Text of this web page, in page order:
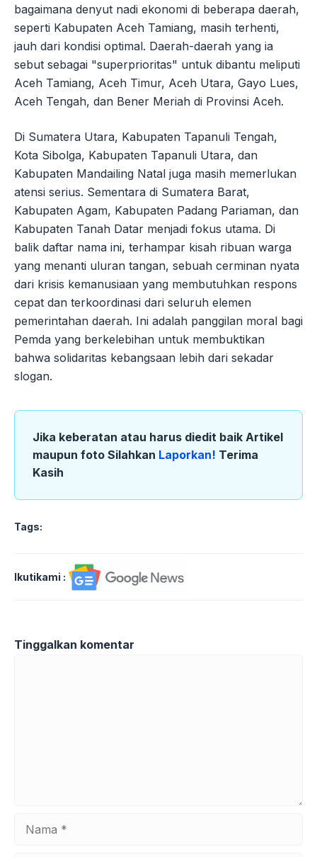
bagaimana denyut nadi ekonomi di beberapa daerah,
seperti Kabupaten Aceh Tamiang, masih terhenti,
jauh dari kondisi optimal. Daerah-daerah yang ia
sebut sebagai "superprioritas" untuk dibantu meliputi
Aceh Tamiang, Aceh Timur, Aceh Utara, Gayo Lues,
Aceh Tengah, dan Bener Meriah di Provinsi Aceh.
Di Sumatera Utara, Kabupaten Tapanuli Tengah,
Kota Sibolga, Kabupaten Tapanuli Utara, dan
Kabupaten Mandailing Natal juga masih memerlukan
atensi serius. Sementara di Sumatera Barat,
Kabupaten Agam, Kabupaten Padang Pariaman, dan
Kabupaten Tanah Datar menjadi fokus utama. Di
balik daftar nama ini, terhampar kisah ribuan warga
yang menanti uluran tangan, sebuah cerminan nyata
dari krisis kemanusiaan yang membutuhkan respons
cepat dan terkoordinasi dari seluruh elemen
pemerintahan daerah. Ini adalah panggilan moral bagi
Pemda yang berkelebihan untuk membuktikan
bahwa solidaritas kebangsaan lebih dari sekadar
slogan.
Jika keberatan atau harus diedit baik Artikel
maupun foto Silahkan Laporkan! Terima
Kasih
Tags:
Ikutikami :
Tinggalkan komentar